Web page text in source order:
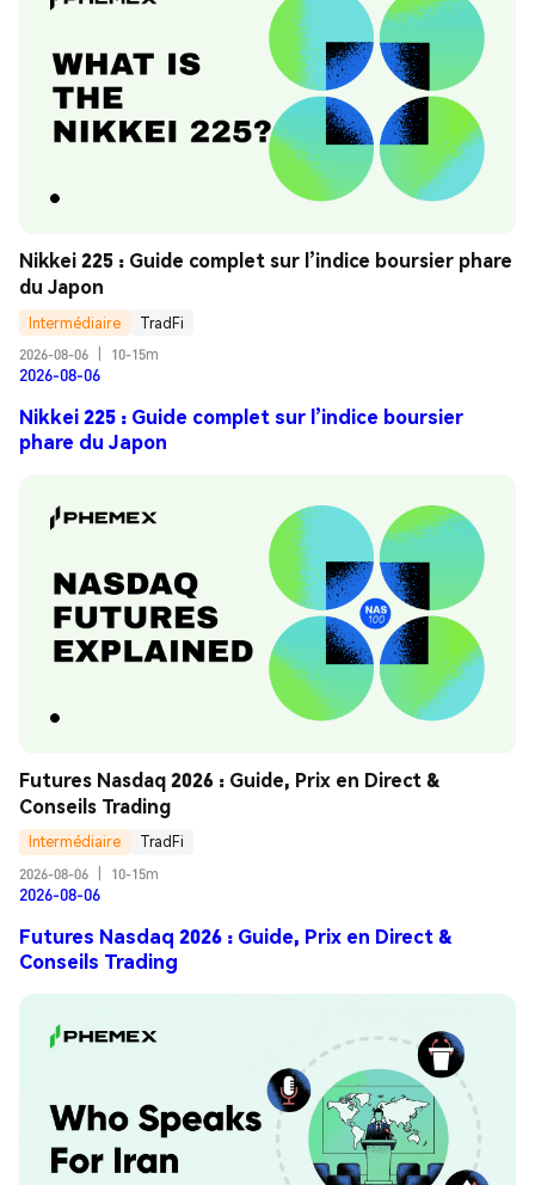
Nikkei 225 : Guide complet sur l’indice boursier phare
du Japon
Intermédiaire
TradFi
2026-08-06
10-15m
2026-08-06
Nikkei 225 : Guide complet sur l’indice boursier
phare du Japon
Futures Nasdaq 2026 : Guide, Prix en Direct &
Conseils Trading
Intermédiaire
TradFi
2026-08-06
10-15m
2026-08-06
Futures Nasdaq 2026 : Guide, Prix en Direct &
Conseils Trading